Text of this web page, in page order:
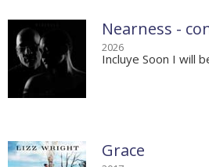
Nearness -
2026
Incluye Soon I will
Grace